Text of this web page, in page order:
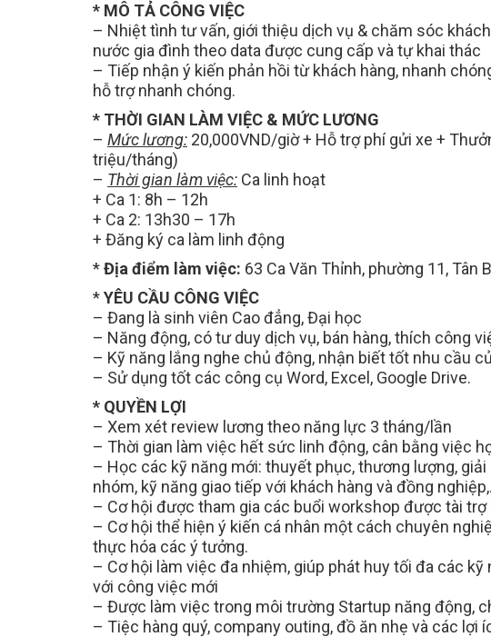
* MÔ TẢ CÔNG VIỆC
– Nhiệt tình tư vấn, giới thiệu dịch vụ & chăm sóc
nước gia đình theo data được cung cấp và tự khai thác
– Tiếp nhận ý kiến phản hồi từ khách hàng, nhanh
hỗ trợ nhanh chóng.
* THỜI GIAN LÀM VIỆC & MỨC LƯƠNG
– Mức lương: 20,000VND/giờ + Hỗ trợ phí gửi xe +
triệu/tháng)
– Thời gian làm việc: Ca linh hoạt
+ Ca 1: 8h – 12h
+ Ca 2: 13h30 – 17h
+ Đăng ký ca làm linh động
*Địa điểm làm việc: 63 Ca Văn Thỉnh, phường 11, Tân
*YÊU CẦU CÔNG VIỆC
– Đang là sinh viên Cao đẳng, Đại học
– Năng động, có tư duy dịch vụ, bán hàng, thích công
– Kỹ năng lắng nghe chủ động, nhận biết tốt nhu cầu
– Sử dụng tốt các công cụ Word, Excel, Google Drive.
* QUYỀN LỢI
– Xem xét review lương theo năng lực 3 tháng/lần
– Thời gian làm việc hết sức linh động, cân bằng việc
– Học các kỹ năng mới: thuyết phục, thương lượng,
nhóm, kỹ năng giao tiếp với khách hàng và đồng
– Cơ hội được tham gia các buổi workshop được tài trợ
– Cơ hội thể hiện ý kiến cá nhân một cách chuyên
thực hóa các ý tưởng.
– Cơ hội làm việc đa nhiệm, giúp phát huy tối đa các
với công việc mới
– Được làm việc trong môi trường Startup năng động,
– Tiệc hàng quý, company outing, đồ ăn nhẹ và các lợi
Mẹo Nhanh Có Việc
tuyển dụng sẽ chủ động tìm đến
nhanh hơn